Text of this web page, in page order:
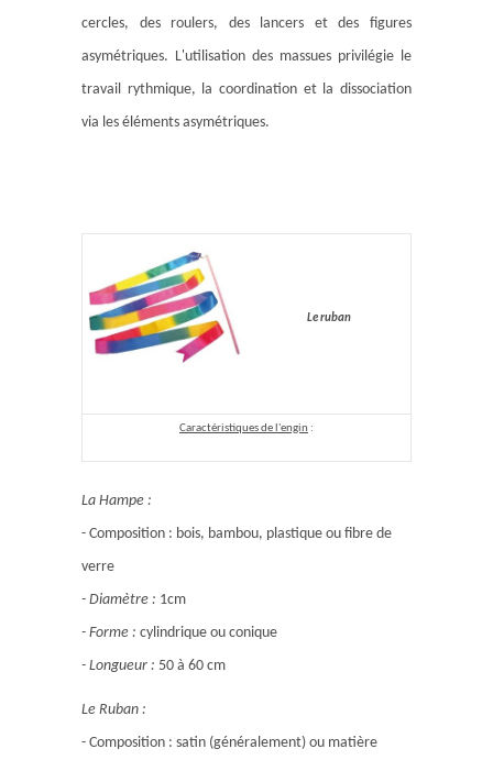
cercles, des roulers, des lancers et des figures
asymétriques. L'utilisation des massues privilégie le
travail rythmique, la coordination et la dissociation
via les éléments asymétriques.
Le ruban
Caractéristiques de l'engin :
La Hampe :
- Composition : bois, bambou, plastique ou fibre de
verre
- Diamètre : 1cm
- Forme : cylindrique ou conique
- Longueur : 50 à 60 cm
Le Ruban :
- Composition : satin (généralement) ou matière